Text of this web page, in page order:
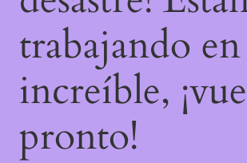
trabajando
increíble,
pronto!